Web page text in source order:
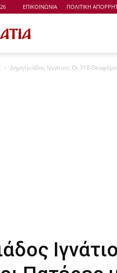
ΕΠΙΚΟΙΝΩΝΙΑ ΠΟΛΙΤΙΚΗ
Μονοπάτια
Δημητριάδος Ιγνάτιος: Οι 318